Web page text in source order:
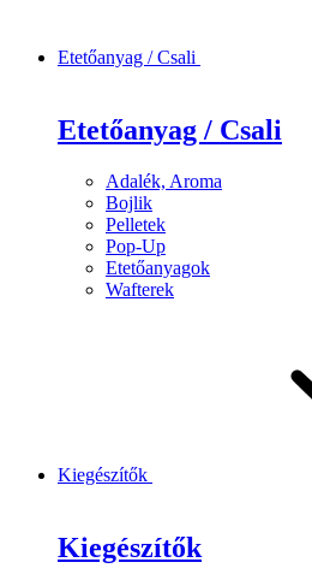
Etetőanyag / Csali
Etetőanyag / Csali
Adalék, Aroma
Bojlik
Pelletek
Pop-Up
Etetőanyagok
Wafterek
Kiegészítők
Kiegészítők